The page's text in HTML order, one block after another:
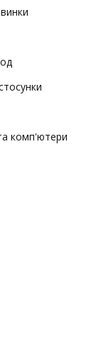
комп'ютери